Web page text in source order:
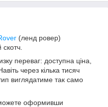
(ленд ровер)
переваг: доступна ціна,
через кілька тисяч
виглядатиме так само
оформивши